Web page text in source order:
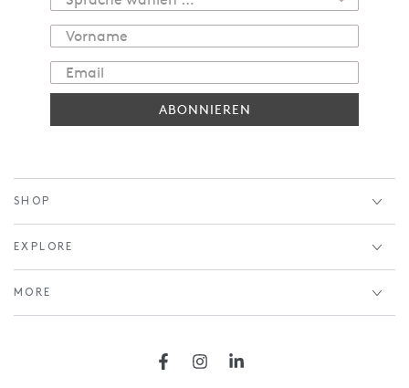
ABONNIEREN
SHOP
EXPLORE
MORE
FacebookInstagramLinkedIn